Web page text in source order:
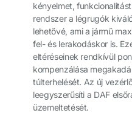
kényelmet,
rendszer a légrugók
lehetővé, ami a jármű
fel- és lerakodáskor is.
eltéréseinek rendkívül
kompenzálása
túlterhelését. Az új
leegyszerűsíti a DAF
üzemeltetését.